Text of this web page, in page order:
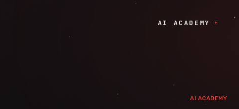
AI ACADEMY
AI ACADEMY